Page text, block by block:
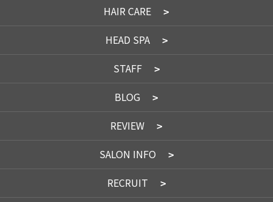
HAIR CARE
HEAD SPA
STAFF
BLOG
REVIEW
SALON INFO
RECRUIT